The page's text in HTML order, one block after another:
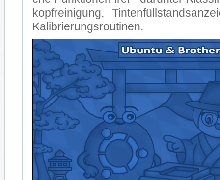
kopf­rei­ni­gung,
Ka­li­brie­rungs­rou­ti­nen.